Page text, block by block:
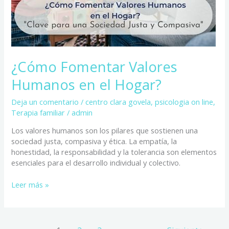
¿Cómo Fomentar Valores
Humanos en el Hogar?
Deja un comentario /centro clara govela,psicologia on line,
Terapia familiar /admin
Los valores humanos son los pilares que sostienen una
sociedad justa, compasiva y ética. La empatía, la
honestidad, la responsabilidad y la tolerancia son elementos
esenciales para el desarrollo individual y colectivo.
Leer más »